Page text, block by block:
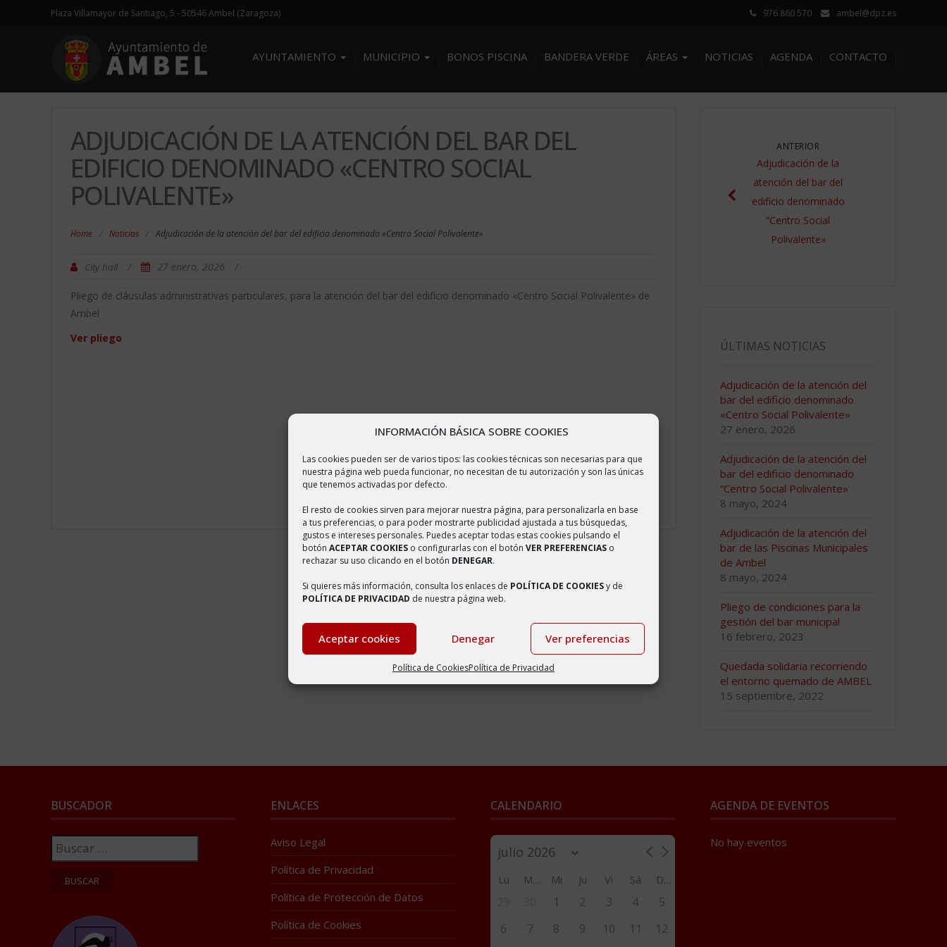
INFORMACIÓN BÁSICA SOBRE COOKIES
Las cookies pueden ser de varios tipos: las cookies técnicas son necesarias para que
nuestra página web pueda funcionar, no necesitan de tu autorización y son las únicas
que tenemos activadas por defecto.
El resto de cookies sirven para mejorar nuestra página, para personalizarla en base
a tus preferencias, o para poder mostrarte publicidad ajustada a tus búsquedas,
gustos e intereses personales. Puedes aceptar todas estas cookies pulsando el
botón ACEPTAR COOKIES o configurarlas con el botón VER PREFERENCIAS o
rechazar su uso clicando en el botón DENEGAR.
Si quieres más información, consulta los enlaces de POLÍTICA DE COOKIESy de
POLÍTICA DE PRIVACIDAD de nuestra página web.
Aceptar cookies Denegar Ver preferencias
Política de CookiesPolítica de Privacidad
Plaza Villamayor de Santiago, 5 - 50546 Ambel (Zaragoza) 976 860 570 ambel@dpz.es
AYUNTAMIENTO MUNICIPIO BONOS PISCINA BANDERA VERDE ÁREAS NOTICIAS AGENDA CONTACTO
ADJUDICACIÓN DE LA ATENCIÓN DEL BAR DEL
EDIFICIO DENOMINADO «CENTRO SOCIAL
POLIVALENTE»
Home / Noticias / Adjudicación de la atención del bar del edificio denominado «Centro Social Polivalente»
City hall / 27 enero, 2026 /
Pliego de cláusulas administrativas particulares, para la atención del bar del edificio denominado «Centro Social Polivalente» de
Ambel
Ver pliego
ANTERIOR
Adjudicación de la
atención del bar del
edificio denominado
“Centro Social
Polivalente»
ÚLTIMAS NOTICIAS
Adjudicación de la atención del
bar del edificio denominado
«Centro Social Polivalente»
27 enero, 2026
Adjudicación de la atención del
bar del edificio denominado
“Centro Social Polivalente»
8 mayo, 2024
Adjudicación de la atención del
bar de las Piscinas Municipales
de Ambel
8 mayo, 2024
Pliego de condiciones para la
gestión del bar municipal
16 febrero, 2023
Quedada solidaria recorriendo
el entorno quemado de AMBEL
15 septiembre, 2022
BUSCADOR
Buscar:
ENLACES
Aviso Legal
Política de Privacidad
Política de Protección de Datos
Política de Cookies
CALENDARIO
Lu Ma Mi Ju Vi Sá Do
1 2 3 4
5
6
7 8 9 10 11 12
AGENDA DE EVENTOS
No hay eventos